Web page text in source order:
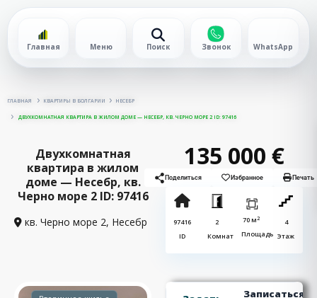
Главная Меню Поиск Звонок WhatsApp
ГЛАВНАЯ КВАРТИРЫ В БОЛГАРИИ НЕСЕБР
ДВУХКОМНАТНАЯ КВАРТИРА В ЖИЛОМ ДОМЕ — НЕСЕБР, КВ. ЧЕРНО МОРЕ 2 ID: 97416
Двухкомнатная
квартира в жилом
доме — Несебр, кв.
Черно море 2 ID: 97416
кв. Черно море 2, Несебр
135 000 €
Поделиться Избранное Печать
97416
ID
2
Комнат
70 м2
Площадь
4
Этаж
Записаться